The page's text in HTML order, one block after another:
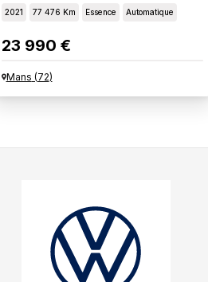
2021 77 476 Km Essence Automatique
23 990 €
Mans (72)